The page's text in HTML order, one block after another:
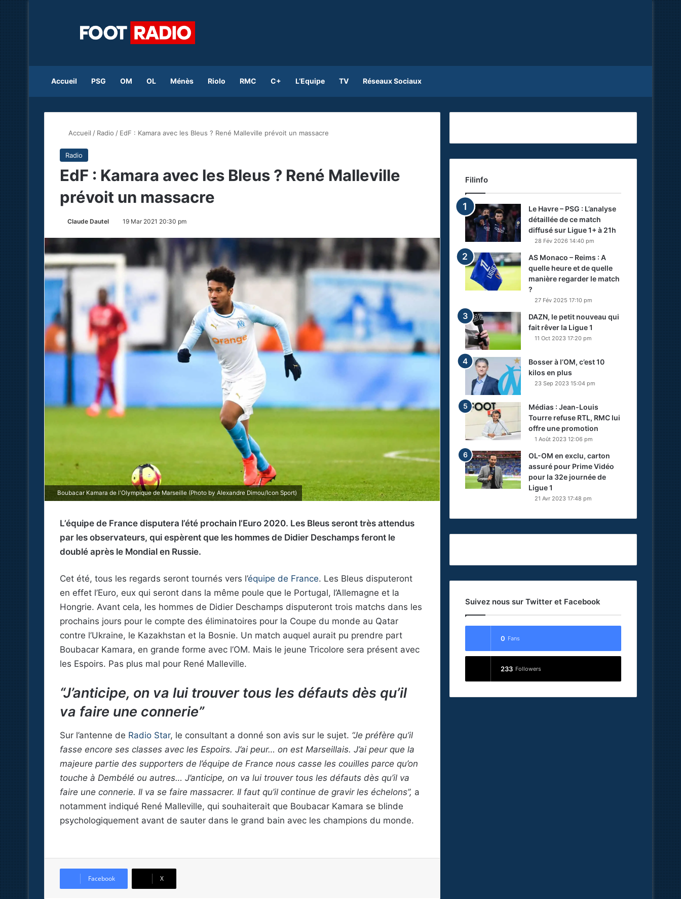
Accueil PSG OM OL Ménès Riolo RMC C+ L’Equipe TV Réseaux Sociaux
Accueil / Radio / EdF : Kamara avec les Bleus ? René Malleville prévoit un massacre
Radio
EdF : Kamara avec les Bleus ? René Malleville
prévoit un massacre
Claude Dautel 19 Mar 2021 20:30 pm
Boubacar Kamara de l'Olympique de Marseille (Photo by Alexandre Dimou/Icon Sport)
L’équipe de France disputera l’été prochain l’Euro 2020. Les Bleus seront très attendus
par les observateurs, qui espèrent que les hommes de Didier Deschamps feront le
doublé après le Mondial en Russie.
Cet été, tous les regards seront tournés vers l’équipe de France. Les Bleus disputeront
en effet l’Euro, eux qui seront dans la même poule que le Portugal, l’Allemagne et la
Hongrie. Avant cela, les hommes de Didier Deschamps disputeront trois matchs dans les
prochains jours pour le compte des éliminatoires pour la Coupe du monde au Qatar
contre l’Ukraine, le Kazakhstan et la Bosnie. Un match auquel aurait pu prendre part
Boubacar Kamara, en grande forme avec l’OM. Mais le jeune Tricolore sera présent avec
les Espoirs. Pas plus mal pour René Malleville.
“J’anticipe, on va lui trouver tous les défauts dès qu’il
va faire une connerie”
Sur l’antenne de Radio Star, le consultant a donné son avis sur le sujet. “Je préfère qu’il
fasse encore ses classes avec les Espoirs. J’ai peur… on est Marseillais. J’ai peur que la
majeure partie des supporters de l’équipe de France nous casse les couilles parce qu’on
touche à Dembélé ou autres… J’anticipe, on va lui trouver tous les défauts dès qu’il va
faire une connerie. Il va se faire massacrer. Il faut qu’il continue de gravir les échelons”, a
notamment indiqué René Malleville, qui souhaiterait que Boubacar Kamara se blinde
psychologiquement avant de sauter dans le grand bain avec les champions du monde.
Facebook X
Filinfo
Le Havre – PSG : L’analyse
détaillée de ce match
diffusé sur Ligue 1+ à 21h
28 Fév 2026 14:40 pm
AS Monaco – Reims : A
quelle heure et de quelle
manière regarder le match
?
27 Fév 2025 17:10 pm
DAZN, le petit nouveau qui
fait rêver la Ligue 1
11 Oct 2023 17:20 pm
Bosser à l’OM, c’est 10
kilos en plus
23 Sep 2023 15:04 pm
Médias : Jean-Louis
Tourre refuse RTL, RMC lui
offre une promotion
1 Août 2023 12:06 pm
OL-OM en exclu, carton
assuré pour Prime Vidéo
pour la 32e journée de
Ligue 1
21 Avr 2023 17:48 pm
Suivez nous sur Twitter et Facebook
0 Fans
233 Followers